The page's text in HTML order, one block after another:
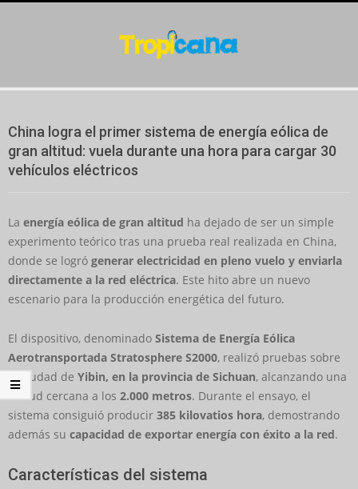
Menu
China logra el primer sistema de energía eólica de
gran altitud: vuela durante una hora para cargar 30
vehículos eléctricos
La energía eólica de gran altitud ha dejado de ser un simple
experimento teórico tras una prueba real realizada en China,
donde se logró generar electricidad en pleno vuelo y enviarla
directamente a la red eléctrica. Este hito abre un nuevo
escenario para la producción energética del futuro.
El dispositivo, denominado Sistema de Energía Eólica
Aerotransportada Stratosphere S2000, realizó pruebas sobre
la ciudad de Yibin, en la provincia de Sichuan, alcanzando una
altitud cercana a los 2.000 metros. Durante el ensayo, el
sistema consiguió producir 385 kilovatios hora, demostrando
además su capacidad de exportar energía con éxito a la red.
Características del sistema